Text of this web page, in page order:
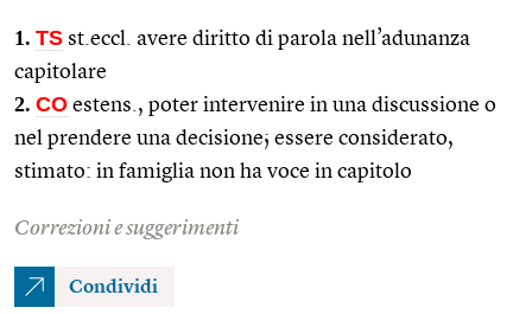
1. TS st.eccl.
avere diritto di parola nell’adunanza
capitolare
2. CO estens. , poter intervenire in una discussione o
nel prendere una decisione; essere considerato,
stimato: in famiglia non ha voce in capitolo
Correzioni e suggerimenti
Condividi